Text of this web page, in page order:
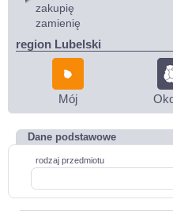
zakupię
zamienię
region Lubelski
Mój
Dane podstawowe
rodzaj przedmiotu